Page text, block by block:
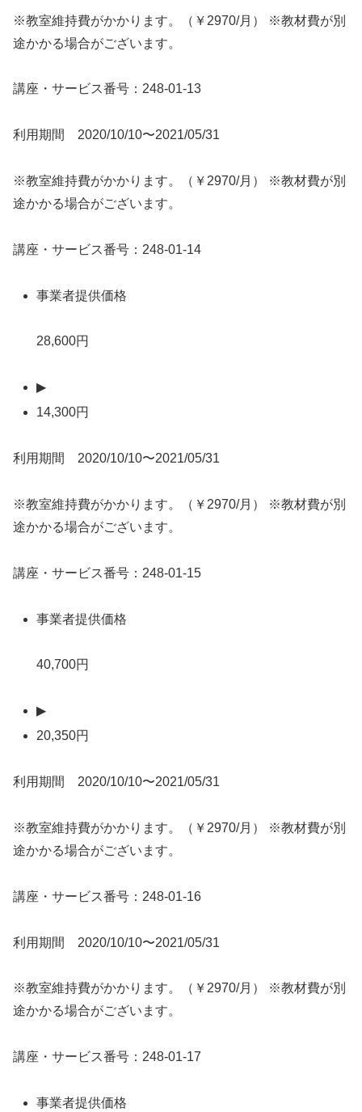
※教室維持費がかかります。（￥2970/月） ※教材費が別
途かかる場合がございます。
講座・サービス番号：248-01-13
利用期間 2020/10/10〜2021/05/31
※教室維持費がかかります。（￥2970/月） ※教材費が別
途かかる場合がございます。
講座・サービス番号：248-01-14
事業者提供価格
28,600円
▶
14,300円
利用期間 2020/10/10〜2021/05/31
※教室維持費がかかります。（￥2970/月） ※教材費が別
途かかる場合がございます。
講座・サービス番号：248-01-15
事業者提供価格
40,700円
▶
20,350円
利用期間 2020/10/10〜2021/05/31
※教室維持費がかかります。（￥2970/月） ※教材費が別
途かかる場合がございます。
講座・サービス番号：248-01-16
利用期間 2020/10/10〜2021/05/31
※教室維持費がかかります。（￥2970/月） ※教材費が別
途かかる場合がございます。
講座・サービス番号：248-01-17
事業者提供価格